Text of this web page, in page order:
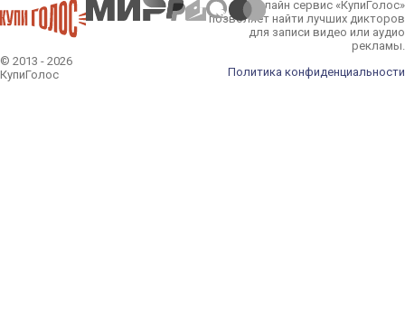
© 2013 - 2026
КупиГолос
Онлайн сервис «КупиГолос»
позволяет найти лучших дикторов
для записи видео или аудио
рекламы.
Политика конфиденциальности